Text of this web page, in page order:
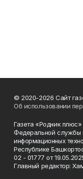
© 2020-2026 Сайт
Об использовании
Газета «Родник
Федеральной службы
информационных
Республике
02 - 01777 от
Главный редактор: